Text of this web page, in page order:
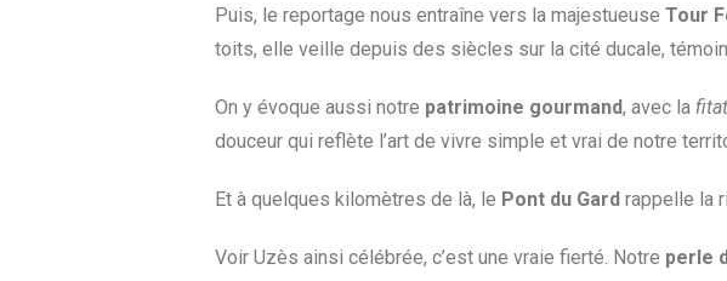
Puis, le reportage nous entraîne vers la majestueuse Tour
toits, elle veille depuis des siècles sur la cité ducale,
On y évoque aussi notre patrimoine gourmand, avec la
douceur qui reflète l’art de vivre simple et vrai de notre
Et à quelques kilomètres de là, le Pont du Gard rappelle la
Voir Uzès ainsi célébrée, c’est une vraie fierté. Notre perle